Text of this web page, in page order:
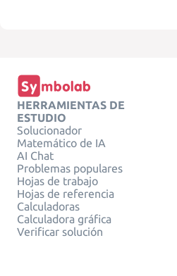
HERRAMIENTAS DE
ESTUDIO
Solucionador
Matemático de IA
AI Chat
Problemas populares
Hojas de trabajo
Hojas de referencia
Calculadoras
Calculadora gráfica
Verificar solución